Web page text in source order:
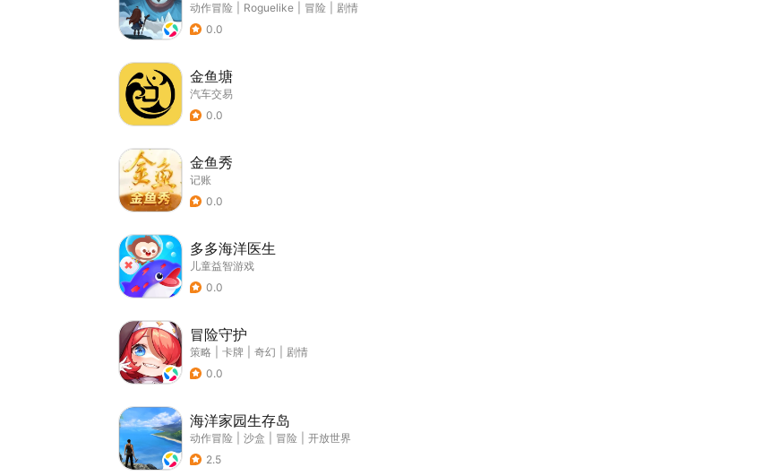
动作冒险 Roguelike 冒险
剧情
0.0
金鱼塘
汽车交易
0.0
金鱼秀
记账
0.0
多多海洋医生
儿童益智游戏
0.0
冒险守护
策略 卡牌 奇幻
剧情
0.0
海洋家园生存岛
动作冒险 沙盒 冒险
开放世界
2.5